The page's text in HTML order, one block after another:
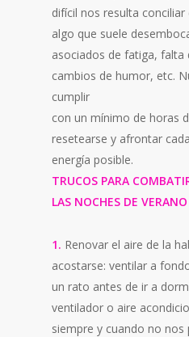
difícil nos resulta
algo que suele
asociados de fatiga, falta
cambios de humor, etc.
cumplir
con un mínimo de horas
resetearse y afrontar
energía posible.
TRUCOS PARA
LAS NOCHES DE VERANO
1. Renovar el aire de la
acostarse: ventilar a
un rato antes de ir a
ventilador o aire
siempre y cuando no